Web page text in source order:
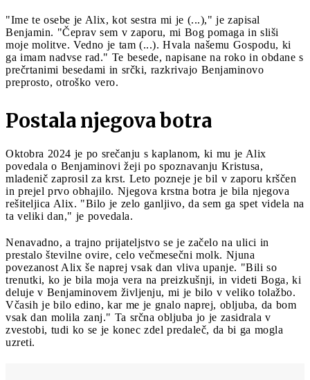
"Ime te osebe je Alix, kot sestra mi je (...)," je zapisal
Benjamin. "Čeprav sem v zaporu, mi Bog pomaga in sliši
moje molitve. Vedno je tam (...). Hvala našemu Gospodu, ki
ga imam nadvse rad." Te besede, napisane na roko in obdane s
prečrtanimi besedami in srčki, razkrivajo Benjaminovo
preprosto, otroško vero.
Postala njegova botra
Oktobra 2024 je po srečanju s kaplanom, ki mu je Alix
povedala o Benjaminovi žeji po spoznavanju Kristusa,
mladenič zaprosil za krst. Leto pozneje je bil v zaporu krščen
in prejel prvo obhajilo. Njegova krstna botra je bila njegova
rešiteljica Alix. "Bilo je zelo ganljivo, da sem ga spet videla na
ta veliki dan," je povedala.
Nenavadno, a trajno prijateljstvo se je začelo na ulici in
prestalo številne ovire, celo večmesečni molk. Njuna
povezanost Alix še naprej vsak dan vliva upanje. "Bili so
trenutki, ko je bila moja vera na preizkušnji, in videti Boga, ki
deluje v Benjaminovem življenju, mi je bilo v veliko tolažbo.
Včasih je bilo edino, kar me je gnalo naprej, obljuba, da bom
vsak dan molila zanj." Ta srčna obljuba jo je zasidrala v
zvestobi, tudi ko se je konec zdel predaleč, da bi ga mogla
uzreti.